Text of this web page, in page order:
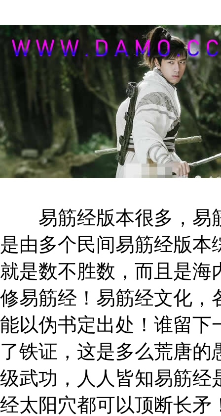
易筋经版本很多，易
是由多个民间易筋经版
就是数不胜数，而且是海
修易筋经！易筋经文化，
能以伪书定出处！谁留下
了铁证，这是多么荒唐
级武功，人人皆知易筋经
经太阳穴都可以顶断长矛